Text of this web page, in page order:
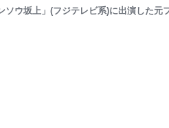
ソウ坂上」(フジテレビ系)に出演した元